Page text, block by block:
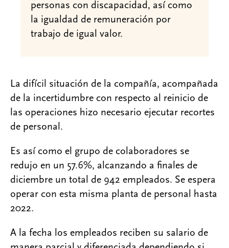
personas con discapacidad, así como
la igualdad de remuneración por
trabajo de igual valor.
La difícil situación de la compañía, acompañada
de la incertidumbre con respecto al reinicio de
las operaciones hizo necesario ejecutar recortes
de personal.
Es así como el grupo de colaboradores se
redujo en un 57.6%, alcanzando a finales de
diciembre un total de 942 empleados. Se espera
operar con esta misma planta de personal hasta
2022.
A la fecha los empleados reciben su salario de